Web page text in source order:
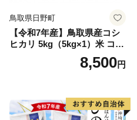
鳥取県日野町
【令和7年産】鳥取県産コシ
ヒカリ 5kg（5kg×1）米 コシ
ヒカリ こしひかり お米 白米
精米 5キロ おこめ こめ コメ
野町産 Elevation
8,500円